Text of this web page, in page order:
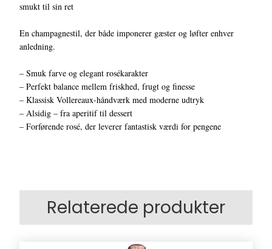
smukt til sin ret
En champagnestil, der både imponerer gæster og løfter enhver
anledning.
– Smuk farve og elegant rosékarakter
– Perfekt balance mellem friskhed, frugt og finesse
– Klassisk Vollereaux-håndværk med moderne udtryk
– Alsidig – fra aperitif til dessert
– Forførende rosé, der leverer fantastisk værdi for pengene
Relaterede produkter